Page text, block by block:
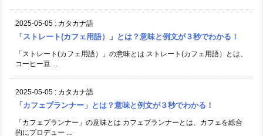
2025-05-05 : カタカナ語
「ストレート(カフェ用語）」とは？意味と例文が３秒でわかる！
「ストレート(カフェ用語）」の意味とは ストレート(カフェ用語）とは、
コーヒー豆 ...
2025-05-05 : カタカナ語
「カフェプランナー」とは？意味と例文が３秒でわかる！
「カフェプランナー」の意味とは カフェプランナーとは、カフェを総合
的にプロデュー ...